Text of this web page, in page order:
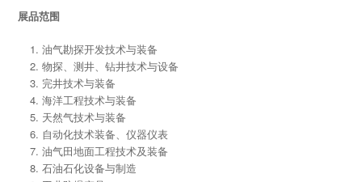
展品范围
油气勘探开发技术与装备
物探、测井、钻井技术与设备
完井技术与装备
海洋工程技术与装备
天然气技术与装备
自动化技术装备、仪器仪表
油气田地面工程技术及装备
石油石化设备与制造